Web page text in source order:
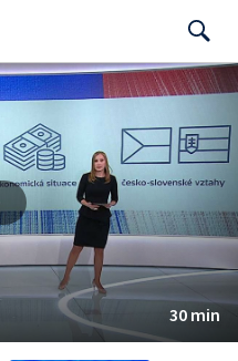
Search
30 min